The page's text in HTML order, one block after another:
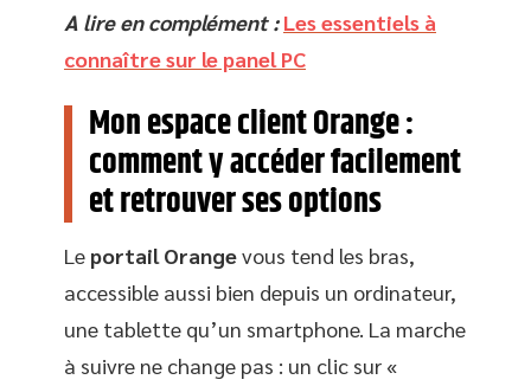
A lire en complément : Les essentiels à
connaître sur le panel PC
Mon espace client Orange :
comment y accéder facilement
et retrouver ses options
Le portail Orangevous tend les bras,
accessible aussi bien depuis un ordinateur,
une tablette qu’un smartphone. La marche
à suivre ne change pas : un clic sur «